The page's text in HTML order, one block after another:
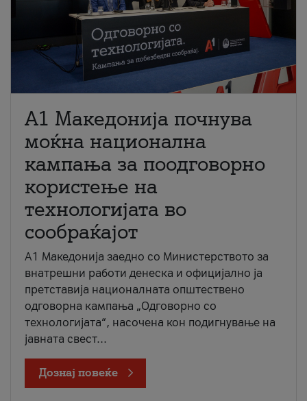
A1 Македонија почнува
моќна национална
кампања за поодговорно
користење на
технологијата во
сообраќајот
A1 Македонија заедно со Министерството за
внатрешни работи денеска и официјално ја
претставија националната општествено
одговорна кампања „Одговорно со
технологијата“, насочена кон подигнување на
јавната свест...
Дознај повеќе